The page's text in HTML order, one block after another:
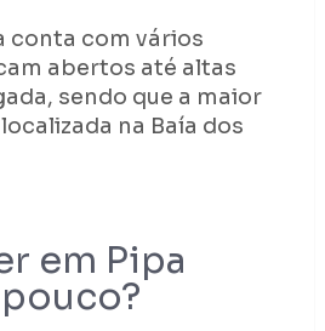
conta com vários
abertos até altas
sendo que a maior
na Baía dos
em Pipa